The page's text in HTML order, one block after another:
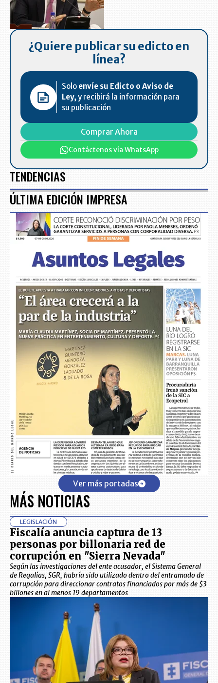
¿Quiere publicar su edicto en
línea?
Solo envíe su Edicto o Aviso de
Ley,y recibirá la información para
su publicación
Comprar Ahora
Contáctenos vía WhatsApp
TENDENCIAS
ÚLTIMA EDICIÓN IMPRESA
Ver más portadas
MÁS NOTICIAS
LEGISLACIÓN
Fiscalía anuncia captura de 13
personas por billonaria red de
corrupción en "Sierra Nevada"
Según las investigaciones del ente acusador, el Sistema General
de Regalías, SGR, habría sido utilizado dentro del entramado de
corrupción para direccionar contratos financiados por más de $3
billones en al menos 19 departamentos